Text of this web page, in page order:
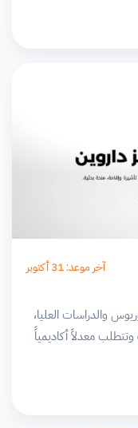
آخر موعد: 31 أكتوبر
والدراسات العليا،
معدلاً أكاديمياً